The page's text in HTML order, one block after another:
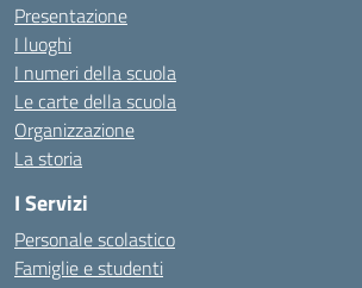
Presentazione
I luoghi
I numeri della scuola
Le carte della scuola
Organizzazione
La storia
I Servizi
Personale scolastico
Famiglie e studenti